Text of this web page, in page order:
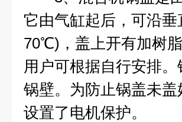
它由气缸起后，可沿
70℃)，盖上开有加树
用户可根据自行安排
锅壁。为防止锅盖未
设置了电机保护。